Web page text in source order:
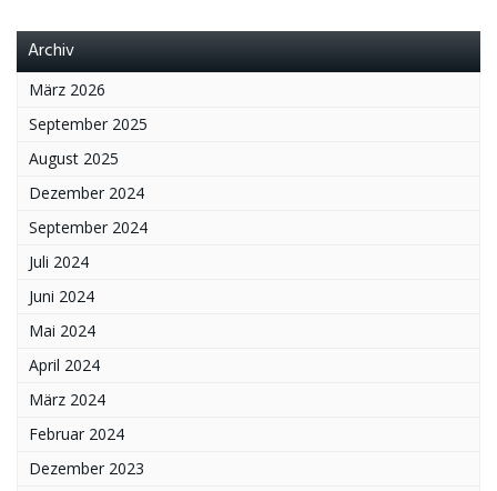
Archiv
März 2026
September 2025
August 2025
Dezember 2024
September 2024
Juli 2024
Juni 2024
Mai 2024
April 2024
März 2024
Februar 2024
Dezember 2023